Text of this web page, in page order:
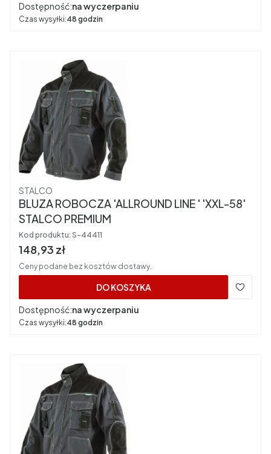
Dostępność:na wyczerpaniu
Czas wysyłki:48 godzin
Producent
STALCO
BLUZA ROBOCZA 'ALLROUND LINE ' 'XXL-58'
STALCO PREMIUM
Kod produktu: S-44411
Cena brutto
148,93 zł
Ceny podane bez kosztów dostawy.
DO KOSZYKA
Dostępność:na wyczerpaniu
Czas wysyłki:48 godzin